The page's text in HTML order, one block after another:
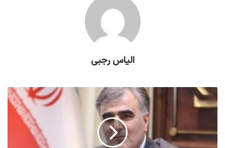
الیاس رجبی